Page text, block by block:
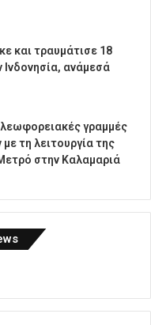
και τραυμάτισε 18
ανάμεσά
λεωφορειακές γραμμές
τη λειτουργία της
στην Καλαμαριά